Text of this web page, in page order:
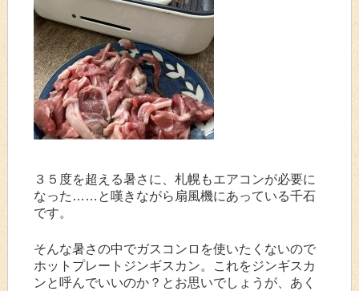
３５度を超える暑さに、札幌もエアコンが必要に
なった……と嘆きながら扇風機にあっている千石
です。
そんな暑さの中でガスコンロを使いたくないので
ホットプレートジンギスカン。これをジンギスカ
ンと呼んでいいのか？とお思いでしょうが、あく